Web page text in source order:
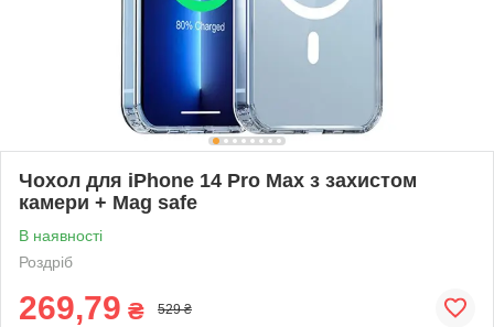
Чохол для iPhone 14 Pro Max з захистом
камери + Mag safe
В наявності
Роздріб
269,79 ₴ 529 ₴